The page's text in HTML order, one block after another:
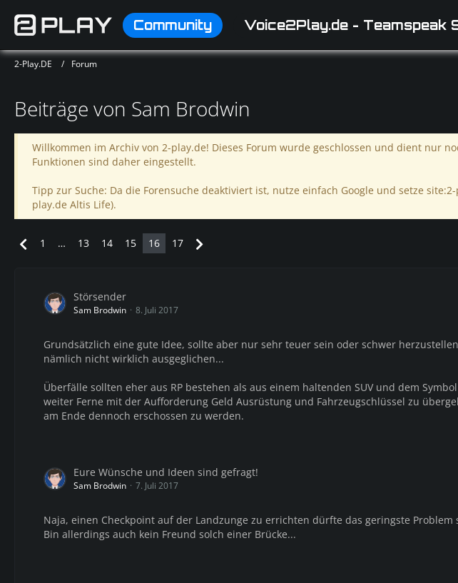
Community Voice2Play.de - Teamspeak
2-Play.DE Forum
Beiträge von Sam Brodwin
Willkommen im Archiv von 2-play.de! Dieses Forum wurde geschlossen und dient nur
Funktionen sind daher eingestellt.
Tipp zur Suche: Da die Forensuche deaktiviert ist, nutze einfach Google und setze
play.de Altis Life).
1 … 13 14 15 16 17
Störsender
Sam Brodwin 8. Juli 2017
Grundsätzlich eine gute Idee, sollte aber nur sehr teuer sein oder schwer
nämlich nicht wirklich ausgeglichen...
Überfälle sollten eher aus RP bestehen als aus einem haltenden SUV und dem
weiter Ferne mit der Aufforderung Geld Ausrüstung und Fahrzeugschlüssel zu
am Ende dennoch erschossen zu werden.
Eure Wünsche und Ideen sind gefragt!
Sam Brodwin 7. Juli 2017
Naja, einen Checkpoint auf der Landzunge zu errichten dürfte das geringste Problem
Bin allerdings auch kein Freund solch einer Brücke...